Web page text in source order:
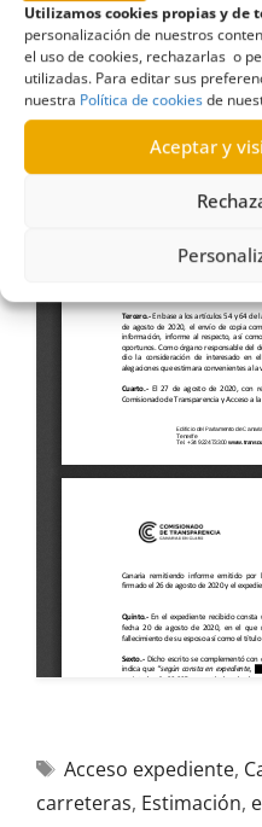
Utilizamos cookies propias y de
personalización de nuestros
el uso de cookies, rechazarlas o
utilizadas. Para editar sus
nuestra Política de cookiesde
Aceptar y
Acceso expediente,
carreteras, Estimación,